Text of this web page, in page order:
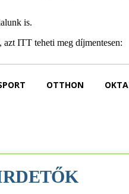
is.
ITT teheti meg díjmentesen:
OTTHON